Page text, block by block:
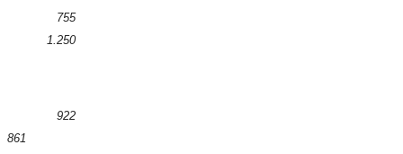
755
1.250
922
861